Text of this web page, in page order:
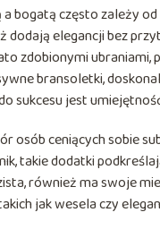
bogatą często zależy
elegancji bez
zdobionymi
bransoletki,
sukcesu jest
osób ceniących sobie
takie dodatki
również ma swoje
jak wesela czy